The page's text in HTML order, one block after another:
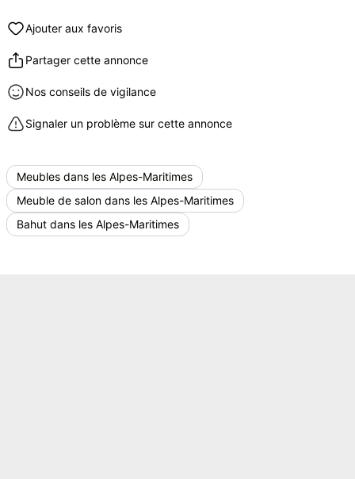
Ajouter aux favoris
Partager cette annonce
Nos conseils de vigilance
Signaler un problème sur cette annonce
Meubles dans les Alpes-Maritimes
Meuble de salon dans les Alpes-Maritimes
Bahut dans les Alpes-Maritimes